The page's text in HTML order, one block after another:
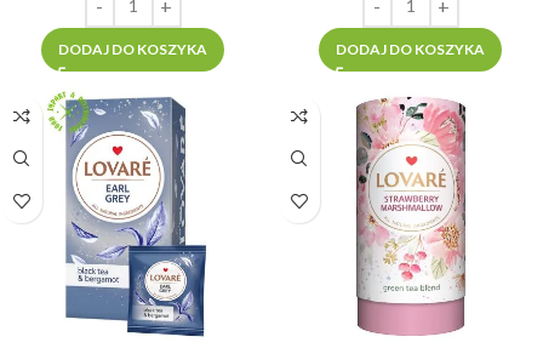
DODAJ DO KOSZYKA DODAJ DO KOSZYKA